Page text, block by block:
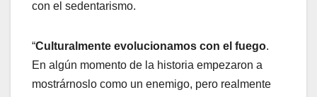
con el sedentarismo.
“Culturalmente evolucionamos con el fuego.
En algún momento de la historia empezaron a
mostrárnoslo como un enemigo, pero realmente